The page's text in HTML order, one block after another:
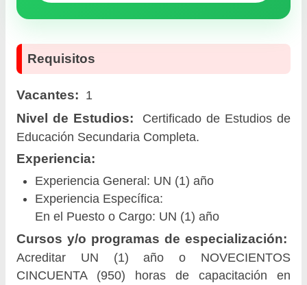
Requisitos
Vacantes: 1
Nivel de Estudios:
Certificado de Estudios de
Educación Secundaria Completa.
Experiencia:
Experiencia General: UN (1) año
Experiencia Específica:
En el Puesto o Cargo: UN (1) año
Cursos y/o programas de especialización:
Acreditar UN (1) año o NOVECIENTOS
CINCUENTA (950) horas de capacitación en